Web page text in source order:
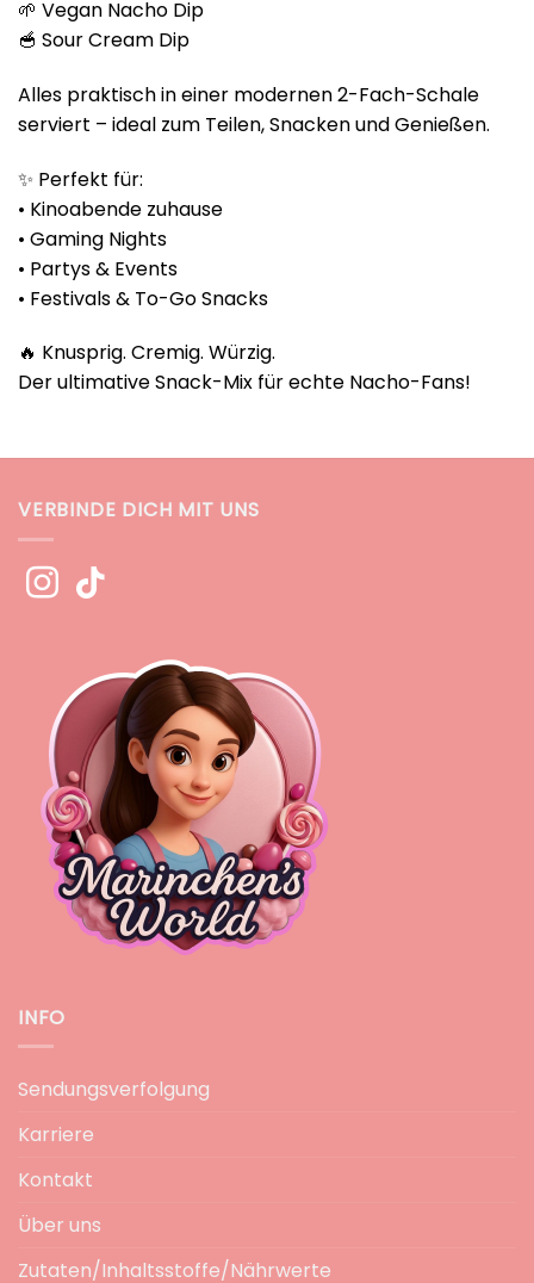
🌱 Vegan Nacho Dip
🥣 Sour Cream Dip
Alles praktisch in einer modernen 2-Fach-Schale
serviert – ideal zum Teilen, Snacken und Genießen.
✨ Perfekt für:
• Kinoabende zuhause
• Gaming Nights
• Partys & Events
• Festivals & To-Go Snacks
🔥 Knusprig. Cremig. Würzig.
Der ultimative Snack-Mix für echte Nacho-Fans!
VERBINDE DICH MIT UNS
INFO
Sendungsverfolgung
Karriere
Kontakt
Über uns
Zutaten/Inhaltsstoffe/Nährwerte